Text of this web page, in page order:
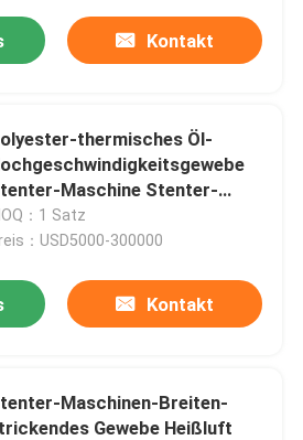
Kontakt
thermisches Öl-
Maschine Stenter-
：1 Satz
：USD5000-300000
Kontakt
Maschinen-Breiten-
Gewebe Heißluft